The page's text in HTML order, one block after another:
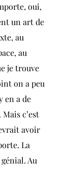
oui,
un art de
au
au
je trouve
on a peu
en a de
c’est
avoir
La
Au